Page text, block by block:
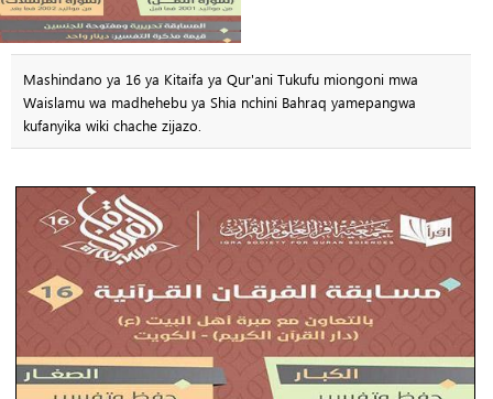
Mashindano ya 16 ya Kitaifa ya Qur'ani Tukufu miongoni mwa
Waislamu wa madhehebu ya Shia nchini Bahraq yamepangwa
kufanyika wiki chache zijazo.